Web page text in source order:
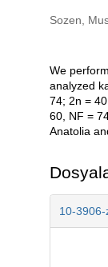
Sozen,
We
analyzed
74; 2n =
60, NF =
Anatolia
10-